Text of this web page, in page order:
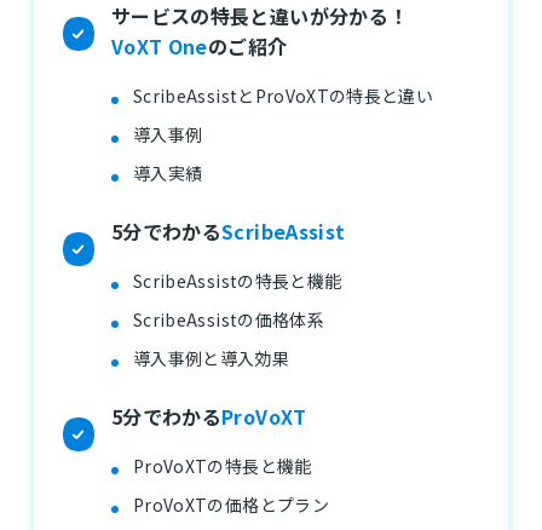
サービスの特長と違いが分かる！
VoXT Oneのご紹介
ScribeAssistとProVoXTの特長と違い
導入事例
導入実績
5分でわかるScribeAssist
ScribeAssistの特長と機能
ScribeAssistの価格体系
導入事例と導入効果
5分でわかるProVoXT
ProVoXTの特長と機能
ProVoXTの価格とプラン